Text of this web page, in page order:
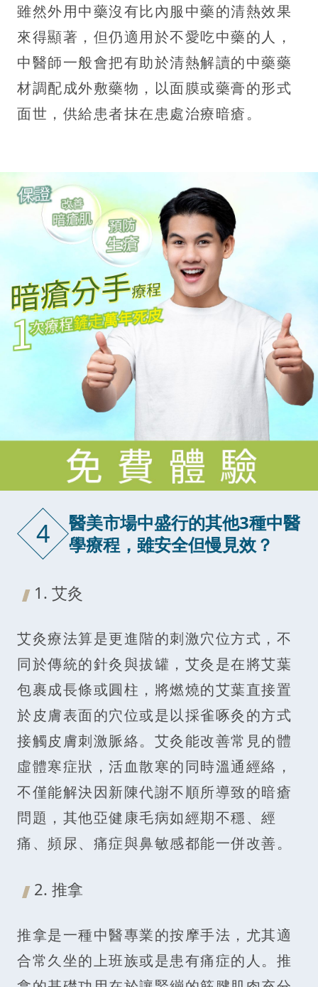
雖然外用中藥沒有比內服中藥的清熱效果
來得顯著，但仍適用於不愛吃中藥的人，
中醫師一般會把有助於清熱解讀的中藥藥
材調配成外敷藥物，以面膜或藥膏的形式
面世，供給患者抹在患處治療暗瘡。
4
醫美市場中盛行的其他3種中醫
學療程，雖安全但慢見效？
1. 艾灸
艾灸療法算是更進階的刺激穴位方式，不
同於傳統的針灸與拔罐，艾灸是在將艾葉
包裹成長條或圓柱，將燃燒的艾葉直接置
於皮膚表面的穴位或是以採雀啄灸的方式
接觸皮膚刺激脈絡。艾灸能改善常見的體
虛體寒症狀，活血散寒的同時溫通經絡，
不僅能解決因新陳代謝不順所導致的暗瘡
問題，其他亞健康毛病如經期不穩、經
痛、頻尿、痛症與鼻敏感都能一併改善。
2. 推拿
推拿是一種中醫專業的按摩手法，尤其適
合常久坐的上班族或是患有痛症的人。推